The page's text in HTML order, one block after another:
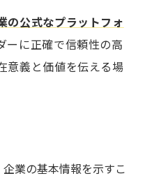
の公式なプラットフォ
ーに正確で信頼性の高
意義と価値を伝える場
業の基本情報を示すこ